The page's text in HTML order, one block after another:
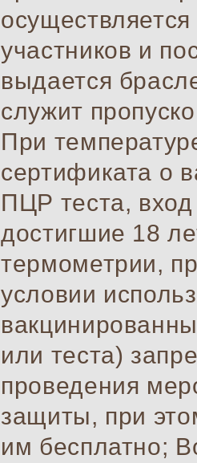
участников и
выдается
служит
При
сертификата о
ПЦР теста,
достигшие 18
термометрии,
условии
или теста)
проведения
защиты, при
им бесплатно;